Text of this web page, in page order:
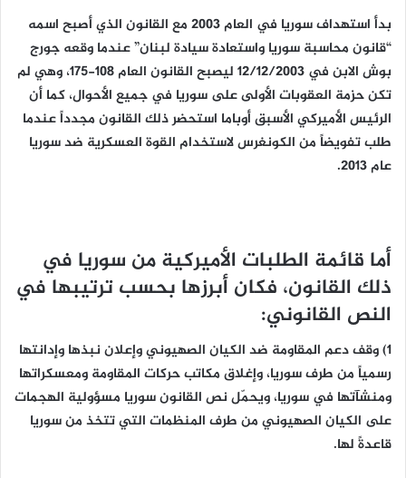
بدأ استهداف سوريا في العام 2003 مع القانون الذي أصبح اسمه
“قانون محاسبة سوريا واستعادة سيادة لبنان” عندما وقعه جورج
بوش الابن في 12/12/2003 ليصبح القانون العام 108-175، وهي لم
تكن حزمة العقوبات الأولى على سوريا في جميع الأحوال، كما أن
الرئيس الأميركي الأسبق أوباما استحضر ذلك القانون مجدداً عندما
طلب تفويضاً من الكونغرس لاستخدام القوة العسكرية ضد سوريا
عام 2013.
أما قائمة الطلبات الأميركية من سوريا في
ذلك القانون، فكان أبرزها بحسب ترتيبها في
النص القانوني:
1) وقف دعم المقاومة ضد الكيان الصهيوني وإعلان نبذها وإدانتها
رسمياً من طرف سوريا، وإغلاق مكاتب حركات المقاومة ومعسكراتها
ومنشآتها في سوريا، ويحمّل نص القانون سوريا مسؤولية الهجمات
على الكيان الصهيوني من طرف المنظمات التي تتخذ من سوريا
قاعدةً لها.